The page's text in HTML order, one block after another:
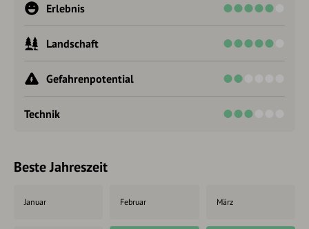
Erlebnis
Landschaft
Gefahrenpotential
Technik
Beste Jahreszeit
Januar Februar März